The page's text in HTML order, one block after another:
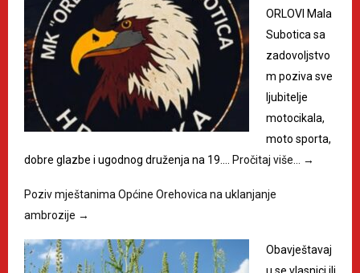
ORLOVI Mala
Subotica sa
zadovoljstvo
m poziva sve
ljubitelje
motocikala,
moto sporta,
dobre glazbe i ugodnog druženja na 19.… Pročitaj više… →
Poziv mještanima Općine Orehovica na uklanjanje
ambrozije →
Obavještavaj
u se vlasnici ili